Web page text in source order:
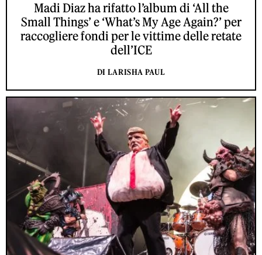
Madi Diaz ha rifatto l’album di ‘All the
Small Things’ e ‘What’s My Age Again?’ per
raccogliere fondi per le vittime delle retate
dell’ICE
DI LARISHA PAUL